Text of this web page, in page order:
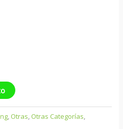
, Otras, Otras Categorías,